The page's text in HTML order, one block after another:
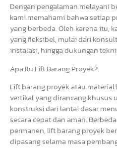
Dengan pengalaman melayani
kami memahami bahwa setiap
yang berbeda. Oleh karena itu,
yang fleksibel, mulai dari
instalasi, hingga dukungan
Apa Itu Lift Barang Proyek?
Lift barang proyek atau
vertikal yang dirancang
konstruksi dari lantai dasar
secara cepat dan aman.
permanen, lift barang proyek
dipasang selama masa